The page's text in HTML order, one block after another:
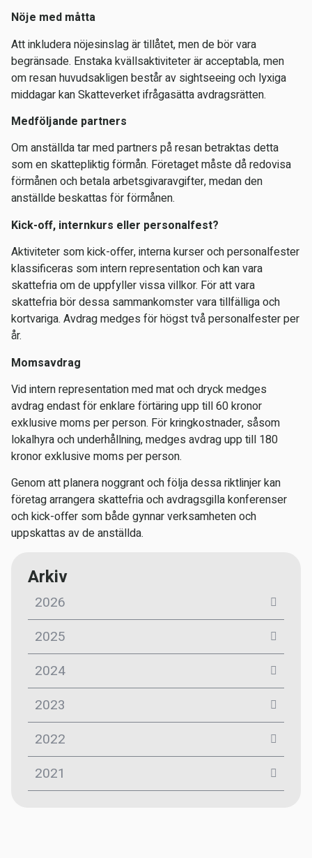
Arkiv
2026
2025
2024
2023
2022
2021
Nöje med måtta
Att inkludera nöjesinslag är tillåtet, men de bör vara
begränsade. Enstaka kvällsaktiviteter är acceptabla, men
om resan huvudsakligen består av sightseeing och lyxiga
middagar kan Skatteverket ifrågasätta avdragsrätten.
Medföljande partners
Om anställda tar med partners på resan betraktas detta
som en skattepliktig förmån. Företaget måste då redovisa
förmånen och betala arbetsgivaravgifter, medan den
anställde beskattas för förmånen.
Kick-off, internkurs eller personalfest?
Aktiviteter som kick-offer, interna kurser och personalfester
klassificeras som intern representation och kan vara
skattefria om de uppfyller vissa villkor. För att vara
skattefria bör dessa sammankomster vara tillfälliga och
kortvariga. Avdrag medges för högst två personalfester per
år.
Momsavdrag
Vid intern representation med mat och dryck medges
avdrag endast för enklare förtäring upp till 60 kronor
exklusive moms per person. För kringkostnader, såsom
lokalhyra och underhållning, medges avdrag upp till 180
kronor exklusive moms per person.
Genom att planera noggrant och följa dessa riktlinjer kan
företag arrangera skattefria och avdragsgilla konferenser
och kick-offer som både gynnar verksamheten och
uppskattas av de anställda.